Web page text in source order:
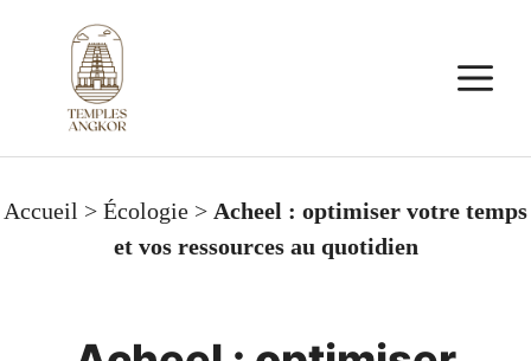
contenu
Accueil > Écologie > Acheel : optimiser votre temps
et vos ressources au quotidien